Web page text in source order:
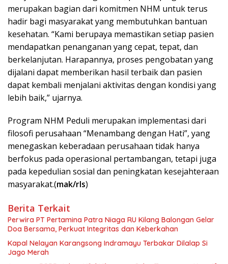
merupakan bagian dari komitmen NHM untuk terus
hadir bagi masyarakat yang membutuhkan bantuan
kesehatan. “Kami berupaya memastikan setiap pasien
mendapatkan penanganan yang cepat, tepat, dan
berkelanjutan. Harapannya, proses pengobatan yang
dijalani dapat memberikan hasil terbaik dan pasien
dapat kembali menjalani aktivitas dengan kondisi yang
lebih baik,” ujarnya.
Program NHM Peduli merupakan implementasi dari
filosofi perusahaan “Menambang dengan Hati”, yang
menegaskan keberadaan perusahaan tidak hanya
berfokus pada operasional pertambangan, tetapi juga
pada kepedulian sosial dan peningkatan kesejahteraan
masyarakat.(mak/rls)
Berita Terkait
Perwira PT Pertamina Patra Niaga RU Kilang Balongan Gelar
Doa Bersama, Perkuat Integritas dan Keberkahan
Kapal Nelayan Karangsong Indramayu Terbakar Dilalap Si
Jago Merah